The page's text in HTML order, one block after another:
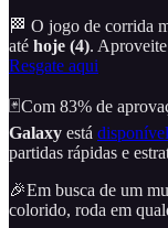
🏁 O jogo de corrida
até hoje (4).
Resgate aqui
🃏Com 83% de
Galaxy está
partidas rápidas e
🎉Em busca de um
colorido, roda em